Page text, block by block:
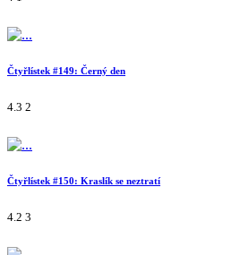
Čtyřlístek #149: Černý den
4.3 2
Čtyřlístek #150: Kraslík se neztratí
4.2 3